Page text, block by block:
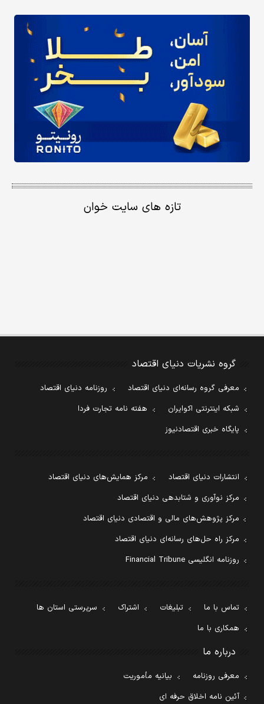
تازه های سایت خوان
گروه نشریات دنیای اقتصاد
معرفی گروه رسانه‌ای دنیای اقتصاد
روزنامه دنیای اقتصاد
شبکه اینترنتی اکوایران
هفته نامه تجارت فردا
پایگاه خبری اقتصادنیوز
انتشارات دنیای اقتصاد
مرکز همایش‌های دنیای اقتصاد
مرکز نوآوری و شتابدهی دنیای اقتصاد
مرکز پژوهش‌های مالی و اقتصادی دنیای اقتصاد
مرکز راه حل‌های رسانه‌ای دنیای اقتصاد
روزنامه انگلیسی Financial Tribune
تماس با ما تبلیغات اشتراک
سرپرستی استان ها
همکاری با ما
درباره ما
معرفی روزنامه
بیانیه مأموریت
آئین نامه اخلاق حرفه ای